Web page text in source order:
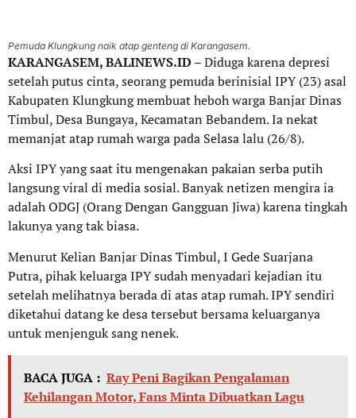
Pemuda Klungkung naik atap genteng di Karangasem.
KARANGASEM, BALINEWS.ID– Diduga karena depresi
setelah putus cinta, seorang pemuda berinisial IPY (23) asal
Kabupaten Klungkung membuat heboh warga Banjar Dinas
Timbul, Desa Bungaya, Kecamatan Bebandem. Ia nekat
memanjat atap rumah warga pada Selasa lalu (26/8).
Aksi IPY yang saat itu mengenakan pakaian serba putih
langsung viral di media sosial. Banyak netizen mengira ia
adalah ODGJ (Orang Dengan Gangguan Jiwa) karena tingkah
lakunya yang tak biasa.
Menurut Kelian Banjar Dinas Timbul, I Gede Suarjana
Putra, pihak keluarga IPY sudah menyadari kejadian itu
setelah melihatnya berada di atas atap rumah. IPY sendiri
diketahui datang ke desa tersebut bersama keluarganya
untuk menjenguk sang nenek.
BACA JUGA : Ray Peni Bagikan Pengalaman
Kehilangan Motor, Fans Minta Dibuatkan Lagu